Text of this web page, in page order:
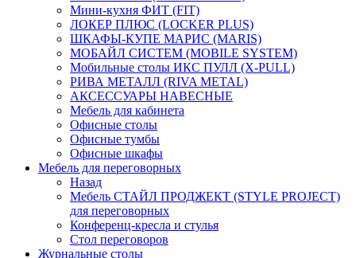
Мини-кухня ФИТ (FIT)
ЛОКЕР ПЛЮС (LOCKER PLUS)
ШКАФЫ-КУПЕ МАРИС (MARIS)
МОБАЙЛ СИСТЕМ (MOBILE SYSTEM)
Мобильные столы ИКС ПУЛЛ (X-PULL)
РИВА МЕТАЛЛ (RIVA METAL)
АКСЕССУАРЫ НАВЕСНЫЕ
Мебель для кабинета
Офисные столы
Офисные тумбы
Офисные шкафы
Мебель для переговорных
Назад
Мебель СТАЙЛ ПРОДЖЕКТ (STYLE PROJECT)
для переговорных
Конференц-кресла и стулья
Стол переговоров
Журнальные столы